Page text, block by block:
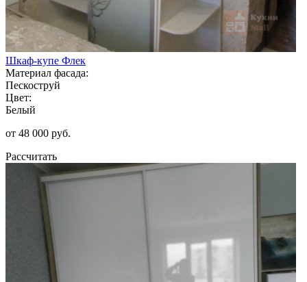
Шкаф-купе Флек
Материал фасада:
Пескоструй
Цвет:
Белый
от 48 000 руб.
Рассчитать